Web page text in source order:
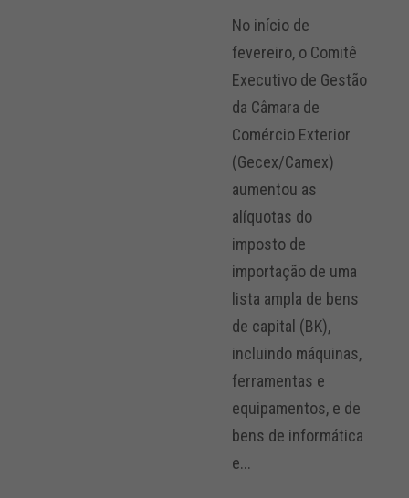
No início de
fevereiro, o Comitê
Executivo de Gestão
da Câmara de
Comércio Exterior
(Gecex/Camex)
aumentou as
alíquotas do
imposto de
importação de uma
lista ampla de bens
de capital (BK),
incluindo máquinas,
ferramentas e
equipamentos, e de
bens de informática
e...